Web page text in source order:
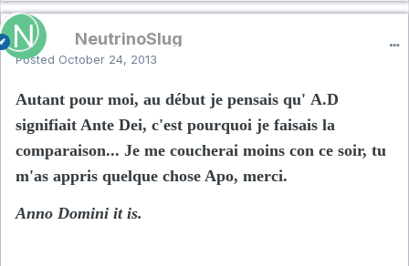
NeutrinoSlug
Posted October 24, 2013
Autant pour moi, au début je pensais qu' A.D
signifiait Ante Dei, c'est pourquoi je faisais la
comparaison... Je me coucherai moins con ce soir, tu
m'as appris quelque chose Apo, merci.
Anno Domini it is.